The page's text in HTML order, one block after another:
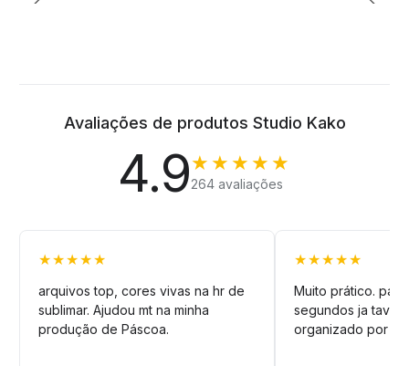
Avaliações de produtos Studio Kako
4.9★★★★★
264 avaliações
★★★★★
arquivos top, cores vivas na hr de
sublimar. Ajudou mt na minha
produção de Páscoa.
★★★★★
Muito prático.
segundos ja tava
organizado por